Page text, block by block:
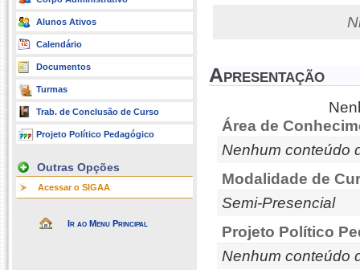
Alunos Ativos
Calendário
Documentos
Turmas
Trab. de Conclusão de Curso
Projeto Político Pedagógico
Outras Opções
Acessar o SIGAA
Ir ao Menu Principal
Apresentação
Área de
Nenhum conteúdo
Modalidade de
Semi-Presencial
Projeto Político
Nenhum conteúdo